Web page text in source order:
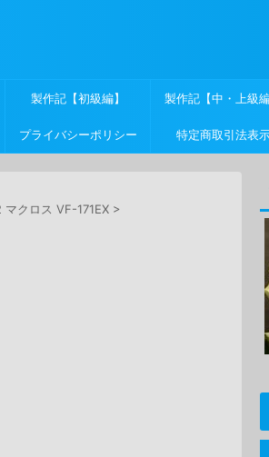
製作記【初級編】 製作記【中・上級編
プライバシーポリシー 特定商取引法表
マクロス VF-171EX >